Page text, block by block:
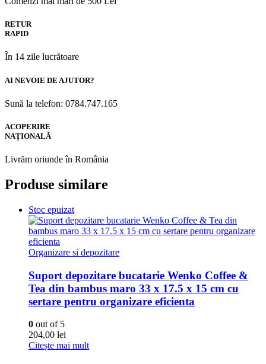
RETUR
RAPID
În 14 zile lucrătoare
AI NEVOIE DE AJUTOR?
Sună la telefon: 0784.747.165
ACOPERIRE
NAȚIONALĂ
Livrăm oriunde în România
Produse similare
Stoc epuizat
Organizare si depozitare
Suport depozitare bucatarie Wenko Coffee &
Tea din bambus maro 33 x 17.5 x 15 cm cu
sertare pentru organizare eficienta
0 out of 5
204,00 lei
Citește mai mult